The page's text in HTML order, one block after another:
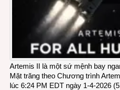
Artemis II là một sứ mệnh bay
Mặt trăng theo Chương trình
lúc 6:24 PM EDT ngày 1-4-2026